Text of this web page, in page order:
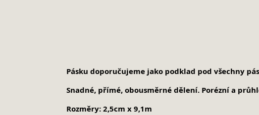
Pásku doporučujeme jako podklad pod všechny
Snadné, přímé, obousměrné dělení. Porézní a
Rozměry: 2,5cm x 9,1m